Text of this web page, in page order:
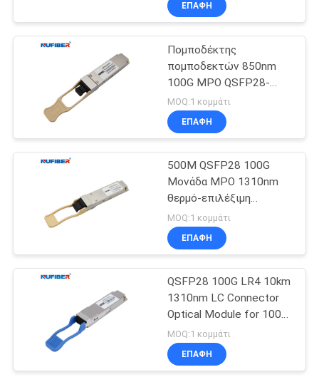
ΕΠΑΦΉ
Πομποδέκτης
πομποδεκτών 850nm
100G MPO QSFP28-
100G-SR4 100G QSFP28
MOQ:1 κομμάτι
ΕΠΑΦΉ
500M QSFP28 100G
Μονάδα MPO 1310nm
θερμό-επιλέξιμη
QSFP28-100G-SR4
MOQ:1 κομμάτι
ΕΠΑΦΉ
QSFP28 100G LR4 10km
1310nm LC Connector
Optical Module for 100G
QSFP28 Transceiver
MOQ:1 κομμάτι
ΕΠΑΦΉ